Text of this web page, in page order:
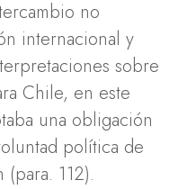
no
internacional y
sobre
Chile, en este
una obligación
política de
112).